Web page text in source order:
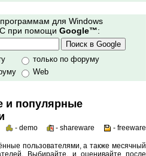
программам для Windows
при помощи Google™:
только по форуму
Web
и популярные
- demo - shareware - freeware
пользователями, а также месячный
Выбирайте, и оценивайте после